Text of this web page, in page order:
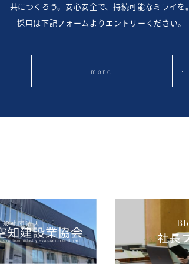
共につくろう。安心安全で、持続可能なミライを。
採用は下記フォームよりエントリーください。
more